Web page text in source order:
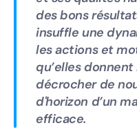
des bons
insuffle une
les actions et
qu’elles
décrocher de
d'horizon d’un
efficace.